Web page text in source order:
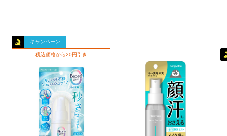
キャンペーン
税込価格から20円引き